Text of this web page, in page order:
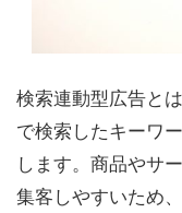
検索連動型広告と
で検索したキーワ
します。商品やサ
集客しやすいため